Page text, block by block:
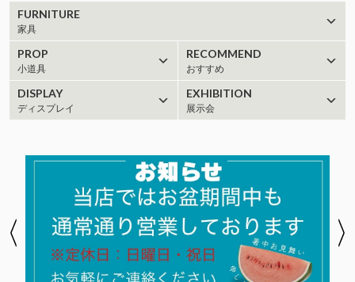
FURNITURE
家具
PROP
小道具
RECOMMEND
おすすめ
DISPLAY
ディスプレイ
EXHIBITION
展示会